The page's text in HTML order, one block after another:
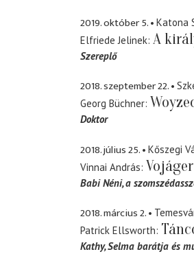
2019. október 5.
Katona
Elfriede Jelinek A
Szereplő
2018. szeptember 22.
Georg Büchner
Doktor
2018. július 25.
Kőszegi
Vinnai András Vojáger
Babi Néni a
2018. március 2.
Patrick Ellsworth
Kathy Selma barátja és